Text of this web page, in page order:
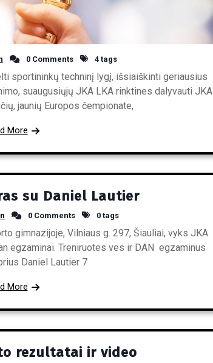
0 Comments 4 tags
sportininkų techninį lygį, išsiaiškinti geriausius
suaugusiųjų JKA LKA rinktines dalyvauti JKA
jaunių Europos čempionate,
More
su Daniel Lautier
0 Comments 0 tags
gimnazijoje, Vilniaus g. 297, Šiauliai, vyks JKA
egzaminai. Treniruotes ves ir DAN egzaminus
Daniel Lautier 7
More
rezultatai ir video